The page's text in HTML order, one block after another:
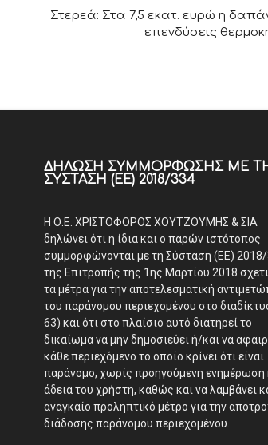
Στερεά: Στα 7,5 εκατ. ευρώ η
επενδύσεις
ΔΉΛΩΣΗ ΣΥΜΜΌΡΦΩΣΗΣ ΜΕ
ΣΎΣΤΑΣΗ (ΕΕ) 2018/334
Η Ο.Ε. ΧΡΙΣΤΟΦΟΡΟΣ ΧΟΥΤΖΟΥΜΗΣ & ΣΙΑ
δηλώνει ότι η ίδια και ο παρών ιστότοπος
συμμορφώνονται με τη Σύσταση (ΕΕ)
της Επιτροπής της 1ης Μαρτίου 2018
τα μέτρα για την αποτελεσματική
του παράνομου περιεχομένου στο διαδίκτυο
63) και ότι στο πλαίσιο αυτό διατηρεί το
δικαίωμα να μην δημοσιεύει ή/και να
κάθε περιεχόμενο το οποίο κρίνει ότι είναι
παράνομο, χωρίς προηγούμενη ενημέρωση
άδεια του χρήστη, καθώς και να λαμβάνει
αναγκαίο προληπτικό μέτρο για την
διάδοσης παράνομου περιεχομένου.